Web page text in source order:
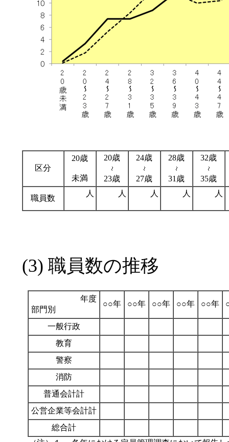
区分
20歳
未満
20歳
23歳
24歳
27歳
28歳
31歳
32歳
35歳
職員数
人 人 人 人 人
(3) 職員数の推移
年度
部門別
○○年 ○○年 ○○年 ○○年 ○○年
一般行政
教育
警察
消防
普通会計計
公営企業等会計計
総合計